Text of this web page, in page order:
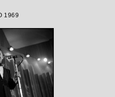
1969